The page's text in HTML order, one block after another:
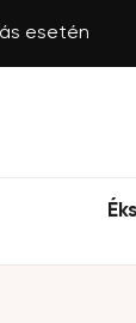
esetén